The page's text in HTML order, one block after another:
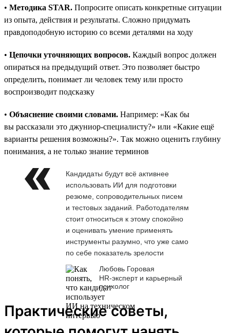
• Методика STAR. Попросите описать конкретные ситуации
из опыта, действия и результаты. Сложно придумать
правдоподобную историю со всеми деталями на ходу
• Цепочки уточняющих вопросов. Каждый вопрос должен
опираться на предыдущий ответ. Это позволяет быстро
определить, понимает ли человек тему или просто
воспроизводит подсказку
• Объяснение своими словами. Например: «Как бы
вы рассказали это джуниор-специалисту?» или «Какие ещё
варианты решения возможны?». Так можно оценить глубину
понимания, а не только знание терминов
Кандидаты будут всё активнее
использовать ИИ для подготовки
резюме, сопроводительных писем
и тестовых заданий. Работодателям
стоит относиться к этому спокойно
и оценивать умение применять
инструменты разумно, что уже само
по себе показатель зрелости
Любовь Горовая
HR-эксперт и карьерный
психолог
Практические советы,